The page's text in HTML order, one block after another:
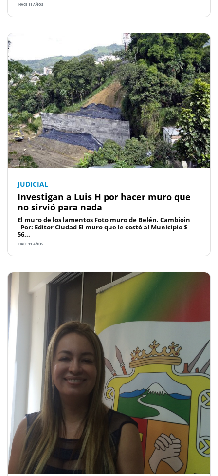
HACE 11 AÑOS
JUDICIAL
Investigan a Luis H por hacer muro que
no sirvió para nada
El muro de los lamentos Foto muro de Belén. Cambioin
Por: Editor Ciudad El muro que le costó al Municipio $
56...
HACE 11 AÑOS